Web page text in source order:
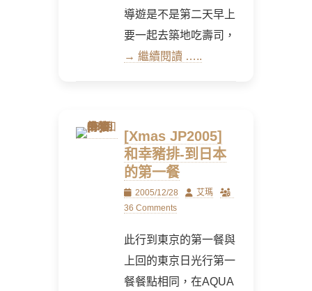
導遊是不是第二天早上
要一起去築地吃壽司，
→ 繼續閱讀 …..
[Xmas JP2005]
和幸豬排-到日本
的第一餐
Posted
on
2005/12/28 Author
艾瑪
36 Comments
此行到東京的第一餐與
上回的東京日光行第一
餐餐點相同，在AQUA